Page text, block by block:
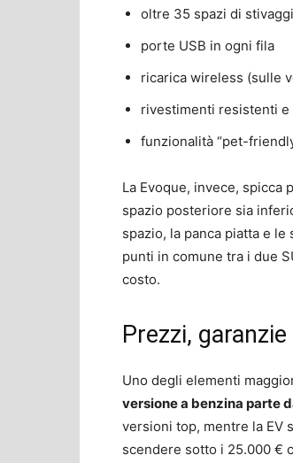
oltre 35 spazi di
porte USB in ogni fila
ricarica wireless (sulle
rivestimenti resistenti e
funzionalità “pet-
La Evoque, invece, spicca
spazio posteriore sia
spazio, la panca piatta e
punti in comune tra i due
costo.
Prezzi,
Uno degli elementi
versione a benzina parte
versioni top, mentre la EV
scendere sotto i 25.000 €